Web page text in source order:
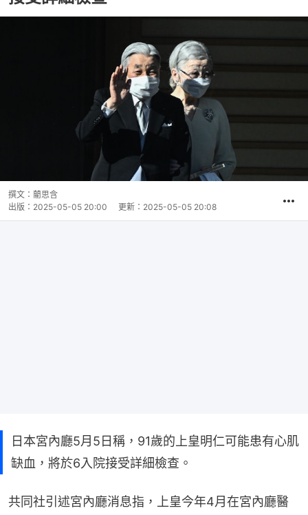
撰文： 藺思含
出版： 2025-05-05 20:00 更新： 2025-05-05 20:08
日本宮內廳5月5日稱，91歲的上皇明仁可能患有心肌
缺血，將於6入院接受詳細檢查。
共同社引述宮內廳消息指，上皇今年4月在宮內廳醫